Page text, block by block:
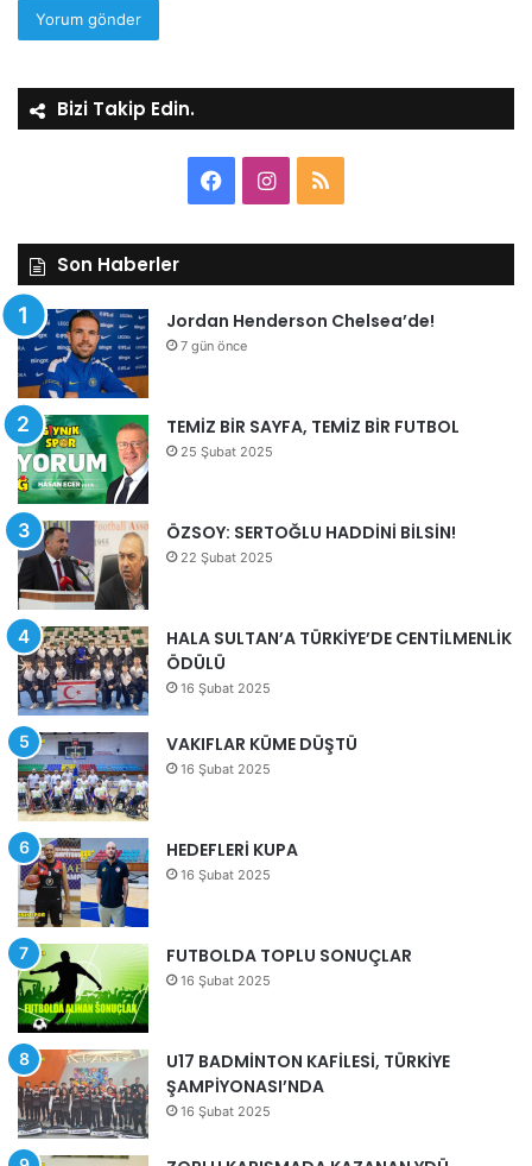
Bizi Takip Edin.
FacebookInstagram
RSS
Son Haberler
Jordan Henderson Chelsea’de!
7 gün önce
TEMİZ BİR SAYFA, TEMİZ BİR FUTBOL
25 Şubat 2025
ÖZSOY: SERTOĞLU HADDİNİ BİLSİN!
22 Şubat 2025
HALA SULTAN’A TÜRKİYE’DE CENTİLMENLİK
ÖDÜLÜ
16 Şubat 2025
VAKIFLAR KÜME DÜŞTÜ
16 Şubat 2025
HEDEFLERİ KUPA
16 Şubat 2025
FUTBOLDA TOPLU SONUÇLAR
16 Şubat 2025
U17 BADMİNTON KAFİLESİ, TÜRKİYE
ŞAMPİYONASI’NDA
16 Şubat 2025